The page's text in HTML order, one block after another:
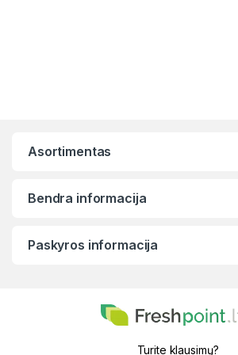
Asortimentas
Bendra informacija
Paskyros informacija
Turite klausimų?